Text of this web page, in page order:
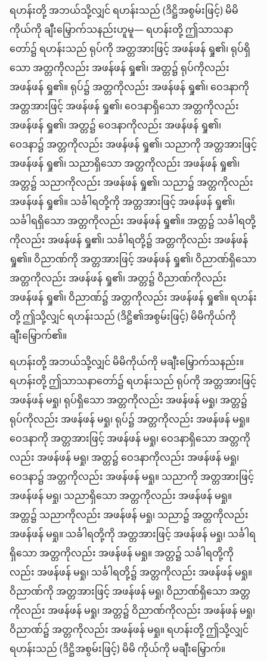
ရဟန်းတို့ အဘယ်သို့လျှင် ရဟန်းသည် (ဒိဋ္ဌိအစွမ်းဖြင့်) မိမိ
ကိုယ်ကို ချီးမြှောက်သနည်းဟူမူ— ရဟန်းတို့ ဤသာသနာ
တော်၌ ရဟန်းသည် ရုပ်ကို အတ္တအားဖြင့် အဖန်ဖန် ရှု၏၊ ရုပ်ရှိ
သော အတ္တကိုလည်း အဖန်ဖန် ရှု၏၊ အတ္တ၌ ရုပ်ကိုလည်း
အဖန်ဖန် ရှု၏။ ရုပ်၌ အတ္တကိုလည်း အဖန်ဖန် ရှု၏၊ ဝေဒနာကို
အတ္တအားဖြင့် အဖန်ဖန် ရှု၏၊ ဝေဒနာရှိသော အတ္တကိုလည်း
အဖန်ဖန် ရှု၏၊ အတ္တ၌ ဝေဒနာကိုလည်း အဖန်ဖန် ရှု၏၊
ဝေဒနာ၌ အတ္တကိုလည်း အဖန်ဖန် ရှု၏၊ သညာကို အတ္တအားဖြင့်
အဖန်ဖန် ရှု၏၊ သညာရှိသော အတ္တကိုလည်း အဖန်ဖန် ရှု၏၊
အတ္တ၌ သညာကိုလည်း အဖန်ဖန် ရှု၏၊ သညာ၌ အတ္တကိုလည်း
အဖန်ဖန် ရှု၏။ သင်္ခါရတို့ကို အတ္တအားဖြင့် အဖန်ဖန် ရှု၏၊
သင်္ခါရရှိသော အတ္တကိုလည်း အဖန်ဖန် ရှု၏။ အတ္တ၌ သင်္ခါရတို့
ကိုလည်း အဖန်ဖန် ရှု၏၊ သင်္ခါရတို့၌ အတ္တကိုလည်း အဖန်ဖန်
ရှု၏။ ဝိညာဏ်ကို အတ္တအားဖြင့် အဖန်ဖန် ရှု၏၊ ဝိညာဏ်ရှိသော
အတ္တကိုလည်း အဖန်ဖန် ရှု၏၊ အတ္တ၌ ဝိညာဏ်ကိုလည်း
အဖန်ဖန် ရှု၏၊ ဝိညာဏ်၌ အတ္တကိုလည်း အဖန်ဖန် ရှု၏။ ရဟန်း
တို့ ဤသို့လျှင် ရဟန်းသည် (ဒိဋ္ဌိ၏အစွမ်းဖြင့်) မိမိကိုယ်ကို
ချီးမြှောက်၏။
ရဟန်းတို့ အဘယ်သို့လျှင် မိမိကိုယ်ကို မချီးမြှောက်သနည်း။
ရဟန်းတို့ ဤသာသနာတော်၌ ရဟန်းသည် ရုပ်ကို အတ္တအားဖြင့်
အဖန်ဖန် မရှု၊ ရုပ်ရှိသော အတ္တကိုလည်း အဖန်ဖန် မရှု၊ အတ္တ၌
ရုပ်ကိုလည်း အဖန်ဖန် မရှု၊ ရုပ်၌ အတ္တကိုလည်း အဖန်ဖန် မရှု။
ဝေဒနာကို အတ္တအားဖြင့် အဖန်ဖန် မရှု၊ ဝေဒနာရှိသော အတ္တကို
လည်း အဖန်ဖန် မရှု၊ အတ္တ၌ ဝေဒနာကိုလည်း အဖန်ဖန် မရှု၊
ဝေဒနာ၌ အတ္တကိုလည်း အဖန်ဖန် မရှု။ သညာကို အတ္တအားဖြင့်
အဖန်ဖန် မရှု၊ သညာရှိသော အတ္တကိုလည်း အဖန်ဖန် မရှု။
အတ္တ၌ သညာကိုလည်း အဖန်ဖန် မရှု၊ သညာ၌ အတ္တကိုလည်း
အဖန်ဖန် မရှု။ သင်္ခါရတို့ကို အတ္တအားဖြင့် အဖန်ဖန် မရှု၊ သင်္ခါရ
ရှိသော အတ္တကိုလည်း အဖန်ဖန် မရှု။ အတ္တ၌ သင်္ခါရတို့ကို
လည်း အဖန်ဖန် မရှု၊ သင်္ခါရတို့၌ အတ္တကိုလည်း အဖန်ဖန် မရှု။
ဝိညာဏ်ကို အတ္တအားဖြင့် အဖန်ဖန် မရှု၊ ဝိညာဏ်ရှိသော အတ္တ
ကိုလည်း အဖန်ဖန် မရှု၊ အတ္တ၌ ဝိညာဏ်ကိုလည်း အဖန်ဖန် မရှု၊
ဝိညာဏ်၌ အတ္တကိုလည်း အဖန်ဖန် မရှု။ ရဟန်းတို့ ဤသို့လျှင်
ရဟန်းသည် (ဒိဋ္ဌိအစွမ်းဖြင့်) မိမိ ကိုယ်ကို မချီးမြှောက်။